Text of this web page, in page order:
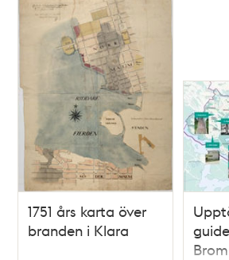
1751 års karta över
branden i Klara